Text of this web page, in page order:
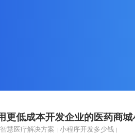
智慧医疗解决方案
小程序开发多少钱